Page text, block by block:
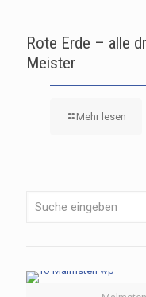
Rote Erde – alle
Meister
Mehr lesen